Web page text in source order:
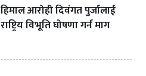
हिमाल आरोही दिवंगत पुर्जालाई
राष्ट्रिय विभूति घोषणा गर्न माग